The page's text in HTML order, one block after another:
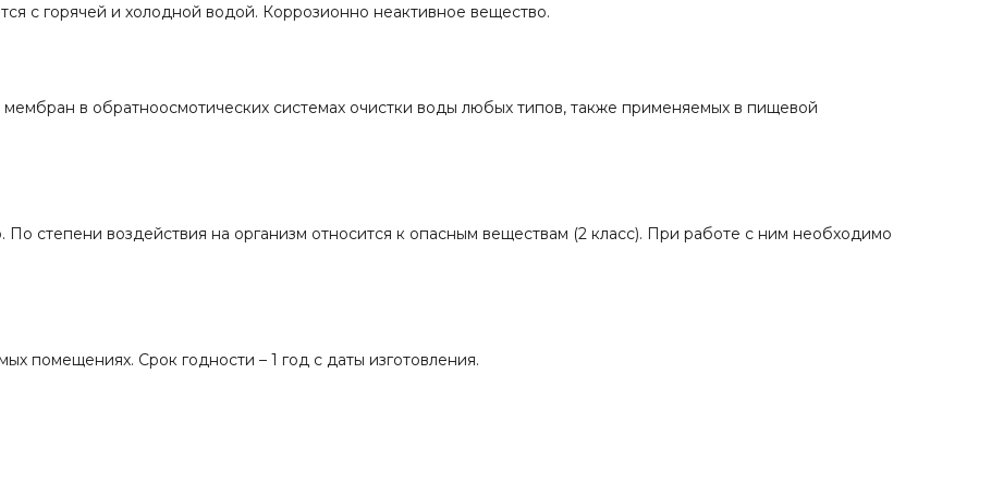
с горячей и холодной водой. Коррозионно неактивное вещество.
в обратноосмотических системах очистки воды любых типов, также применяемых в пищевой
степени воздействия на организм относится к опасным веществам (2 класс). При работе с ним необходимо
помещениях. Срок годности – 1 год с даты изготовления.